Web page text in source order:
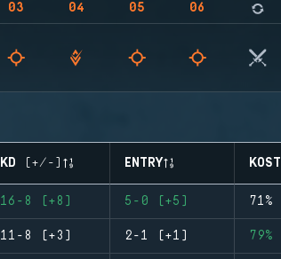
03 04 05 06
KD (+/-) ENTRY KOST
16-8 (+8) 5-0 (+5) 71%
11-8 (+3) 2-1 (+1) 79%